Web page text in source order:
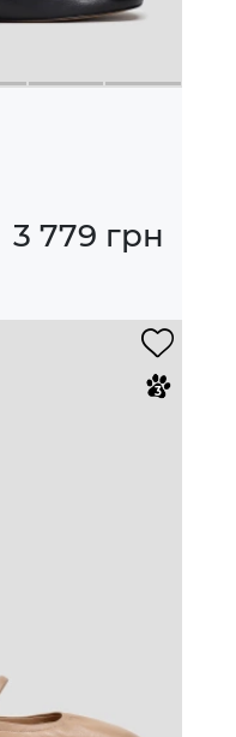
3 779 грн